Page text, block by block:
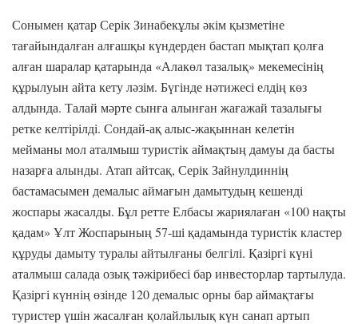
Сонымен қатар Серік Зинабекұлы әкім қызметіне
тағайындалған алғашқы күндерден бастап мықтап қолға
алған шаралар қатарында «Алакөл тазалық» мекемесінің
құрылуын айта кету ләзім. Бүгінде нәтижесі елдің көз
алдында. Талай мәрте сынға алынған жағажай тазалығы
ретке келтірілді. Сондай-ақ алыс-жақыннан келетін
мейманы мол аталмыш туристік аймақтың дамуы да басты
назарға алынды. Атап айтсақ, Серік Зайнулдиннің
бастамасымен демалыс аймағын дамытудың кешенді
жоспары жасалды. Бұл ретте Елбасы жариялаған «100 нақты
қадам» Ұлт Жоспарының 57-ші қадамында туристік кластер
құруды дамыту туралы айтылғаны белгілі. Қазіргі күні
аталмыш салада озық тәжірибесі бар инвесторлар тартылуда.
Қазіргі күннің өзінде 120 демалыс орны бар аймақтағы
туристер үшін жасалған қолайлылық күн санап артып